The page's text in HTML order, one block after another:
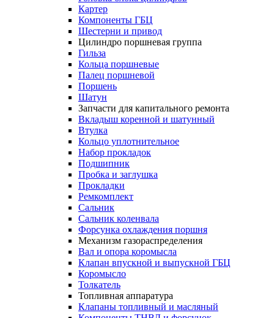
Картер
Компоненты ГБЦ
Шестерни и привод
Цилиндро поршневая группа
Гильза
Кольца поршневые
Палец поршневой
Поршень
Шатун
Запчасти для капитального ремонта
Вкладыш коренной и шатунный
Втулка
Кольцо уплотнительное
Набор прокладок
Подшипник
Пробка и заглушка
Прокладки
Ремкомплект
Сальник
Сальник коленвала
Форсунка охлаждения поршня
Механизм газораспределения
Вал и опора коромысла
Клапан впускной и выпускной ГБЦ
Коромысло
Толкатель
Топливная аппаратура
Клапаны топливный и масляный